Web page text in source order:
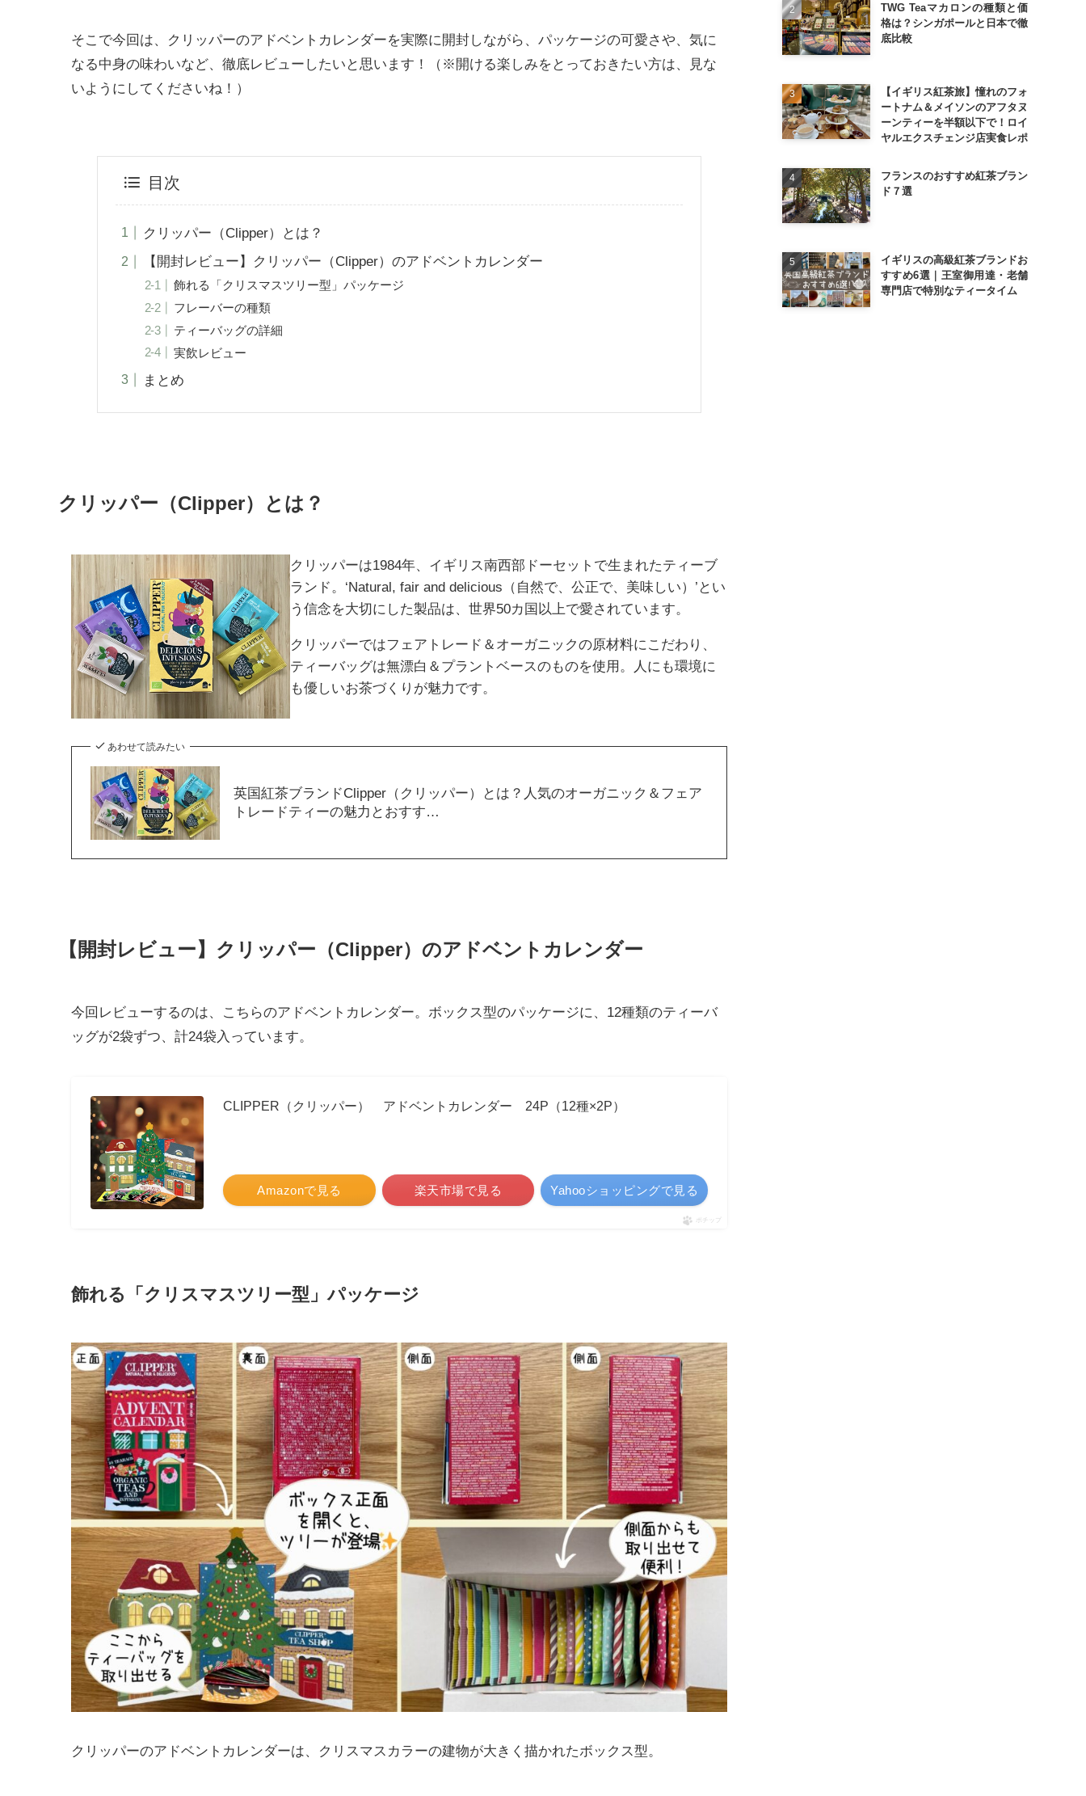
そこで今回は、クリッパーのアドベントカレンダーを実際に開封しながら、パッケージの可愛さや、気に
なる中身の味わいなど、徹底レビューしたいと思います！（※開ける楽しみをとっておきたい方は、見な
いようにしてくださいね！）
目次
クリッパー（Clipper）とは？
【開封レビュー】クリッパー（Clipper）のアドベントカレンダー
飾れる「クリスマスツリー型」パッケージ
フレーバーの種類
ティーバッグの詳細
実飲レビュー
まとめ
クリッパー（Clipper）とは？
クリッパーは1984年、イギリス南西部ドーセットで生まれたティーブ
ランド。‘Natural, fair and delicious（自然で、公正で、美味しい）’とい
う信念を大切にした製品は、世界50カ国以上で愛されています。
クリッパーではフェアトレード＆オーガニックの原材料にこだわり、
ティーバッグは無漂白＆プラントベースのものを使用。人にも環境に
も優しいお茶づくりが魅力です。
あわせて読みたい
英国紅茶ブランドClipper（クリッパー）とは？人気のオーガニック＆フェア
トレードティーの魅力とおすす…
【開封レビュー】クリッパー（Clipper）のアドベントカレンダー
今回レビューするのは、こちらのアドベントカレンダー。ボックス型のパッケージに、12種類のティーバ
ッグが2袋ずつ、計24袋入っています。
CLIPPER（クリッパー） アドベントカレンダー 24P（12種×2P）
Amazonで見る 楽天市場で見る Yahooショッピングで見る
ポチップ
飾れる「クリスマスツリー型」パッケージ
クリッパーのアドベントカレンダーは、クリスマスカラーの建物が大きく描かれたボックス型。
TWG Teaマカロンの種類と価
格は？シンガポールと日本で徹
底比較
【イギリス紅茶旅】憧れのフォ
ートナム＆メイソンのアフタヌ
ーンティーを半額以下で！ロイ
ヤルエクスチェンジ店実食レポ
フランスのおすすめ紅茶ブラン
ド７選
イギリスの高級紅茶ブランドお
すすめ6選｜王室御用達・老舗
専門店で特別なティータイム